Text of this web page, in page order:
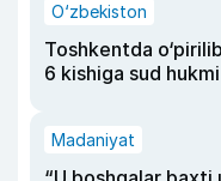
O‘zbekiston
Toshkentda
6 kishiga sud hukmi
Madaniyat